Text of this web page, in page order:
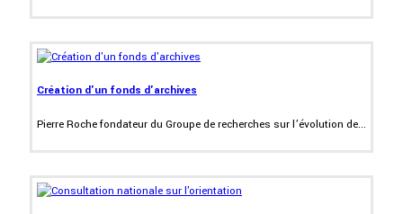
Création d'un fonds d'archives
Pierre Roche fondateur du Groupe de recherches sur l’évolution de...